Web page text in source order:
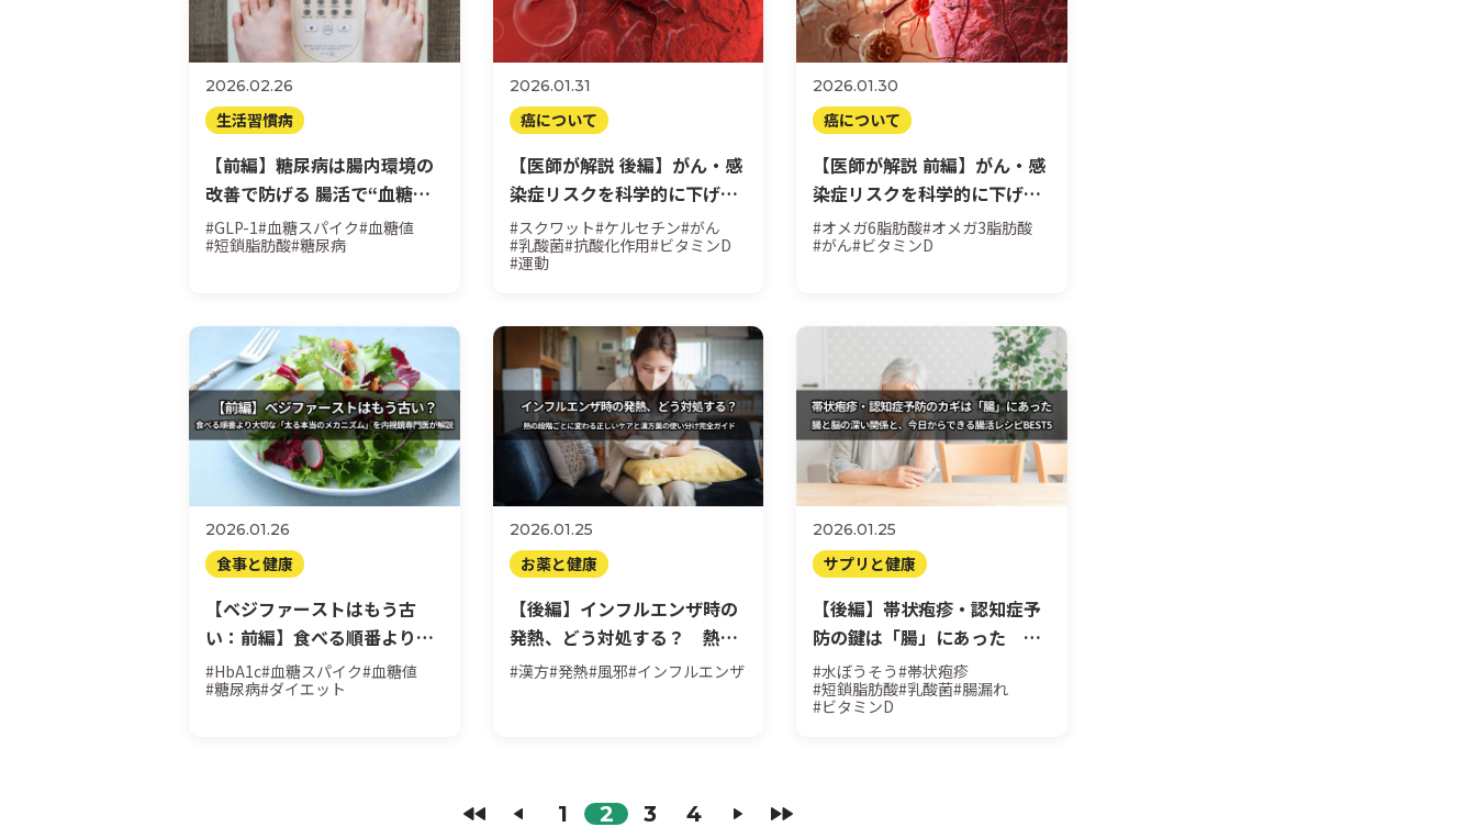
2026.02.26
生活習慣病
【前編】糖尿病は腸内環境の
改善で防げる 腸活で“血糖の
土台”を整える―善玉菌・短
鎖脂肪酸とGLP-1の深い関係
#GLP-1#血糖スパイク#血糖値
#短鎖脂肪酸#糖尿病
2026.01.31
癌について
【医師が解説 後編】がん・感
染症リスクを科学的に下げる
5つの習慣｜最新医学研究に
基づく実践法
#スクワット#ケルセチン#がん
#乳酸菌#抗酸化作用#ビタミンD
#運動
2026.01.30
癌について
【医師が解説 前編】がん・感
染症リスクを科学的に下げる
5つの習慣｜最新医学研究に
基づく実践法
#オメガ6脂肪酸#オメガ3脂肪酸
#がん#ビタミンD
2026.01.26
食事と健康
【ベジファーストはもう古
い：前編】食べる順番より大
切な「太る本当のメカニズ
ム」を内視鏡専門医が解説
#HbA1c#血糖スパイク#血糖値
#糖尿病#ダイエット
2026.01.25
お薬と健康
【後編】インフルエンザ時の
発熱、どう対処する？ 熱の
段階ごとに変わる正しいケア
#漢方#発熱#風邪#インフルエンザ
2026.01.25
サプリと健康
【後編】帯状疱疹・認知症予
防の鍵は「腸」にあった 腸
と脳の深い関係と、今日から
できる腸活レシピBEST5
#水ぼうそう#帯状疱疹
#短鎖脂肪酸#乳酸菌#腸漏れ
#ビタミンD
1 2 3 4